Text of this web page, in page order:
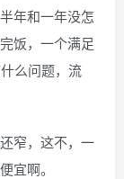
年和一年没怎
饭，一个满足
么问题，流
窄，这不，一
宜啊。